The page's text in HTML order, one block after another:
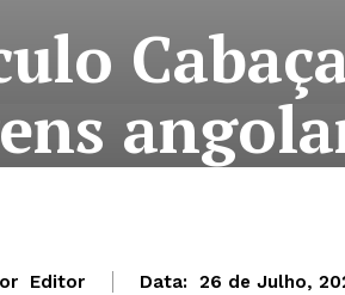
Editor Data: 26 de Julho,